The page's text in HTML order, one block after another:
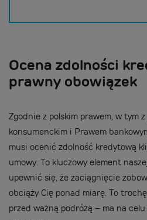
Ocena zdolności
prawny obowiązek
Zgodnie z polskim prawem, w tym
konsumenckim i Prawem
musi ocenić zdolność kredytową
umowy. To kluczowy element
upewnić się, że zaciągnięcie
obciąży Cię ponad miarę. To
przed ważną podróżą – ma na